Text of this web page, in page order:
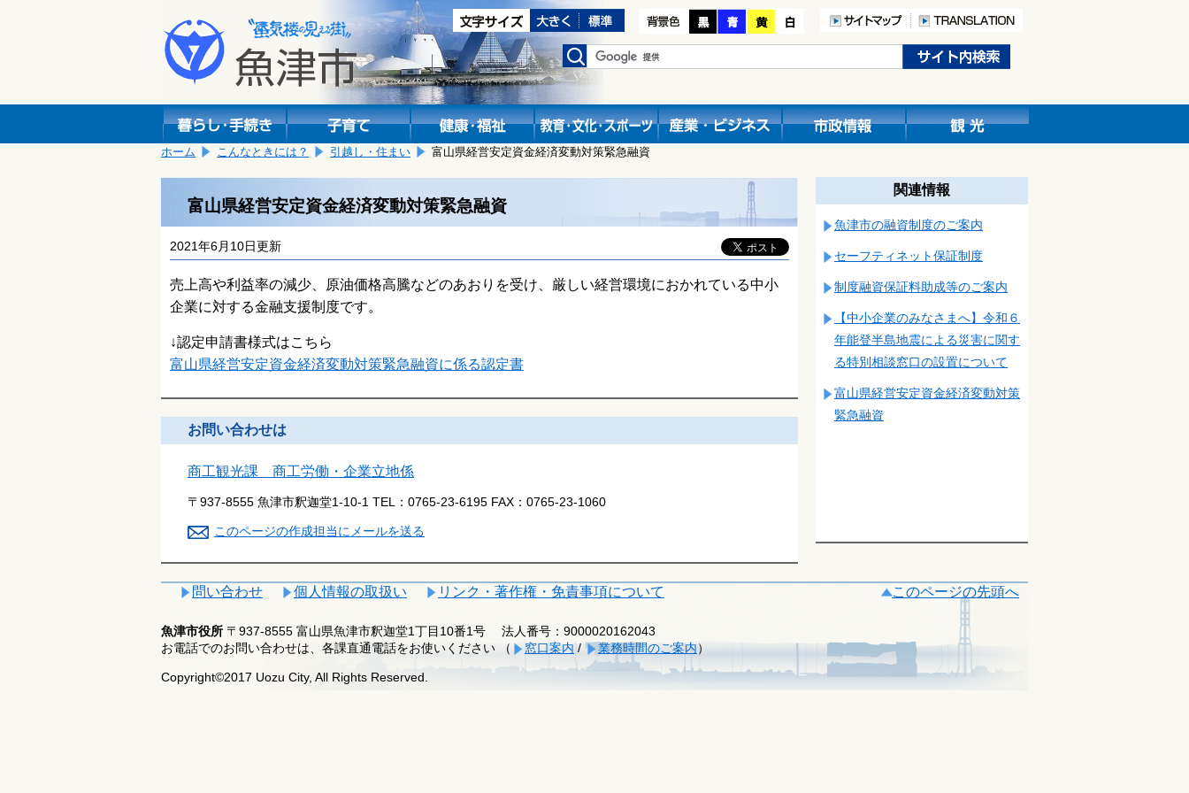
し
ホーム こんなときには？ 引越し・住まい 富山県経営安定資金経済変動対策緊急融資
富山県経営安定資金経済変動対策緊急融資
2021年6月10日更新
売上高や利益率の減少、原油価格高騰などのあおりを受け、厳しい経営環境におかれている中小
企業に対する金融支援制度です。
↓認定申請書様式はこちら
富山県経営安定資金経済変動対策緊急融資に係る認定書
お問い合わせは
商工観光課 商工労働・企業立地係
〒937-8555 魚津市釈迦堂1-10-1 TEL： 0765-23-6195 FAX： 0765-23-1060
このページの作成担当にメールを送る
関連情報
魚津市の融資制度のご案内
セーフティネット保証制度
制度融資保証料助成等のご案内
【中小企業のみなさまへ】令和６
年能登半島地震による災害に関す
る特別相談窓口の設置について
富山県経営安定資金経済変動対策
緊急融資
問い合わせ 個人情報の取扱い リンク・著作権・免責事項について このページの先頭へ
魚津市役所 〒937-8555 富山県魚津市釈迦堂1丁目10番1号
法人番号：9000020162043
お電話でのお問い合わせは、各課直通電話をお使いください （
窓口案内/ 業務時間のご案内）
Copyright©2017 Uozu City, All Rights Reserved.